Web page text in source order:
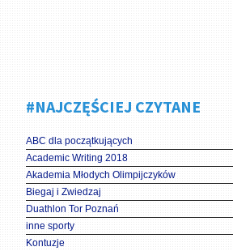
#NAJCZĘŚCIEJ CZYTANE
ABC dla początkujących
Academic Writing 2018
Akademia Młodych Olimpijczyków
Biegaj i Zwiedzaj
Duathlon Tor Poznań
inne sporty
Kontuzje